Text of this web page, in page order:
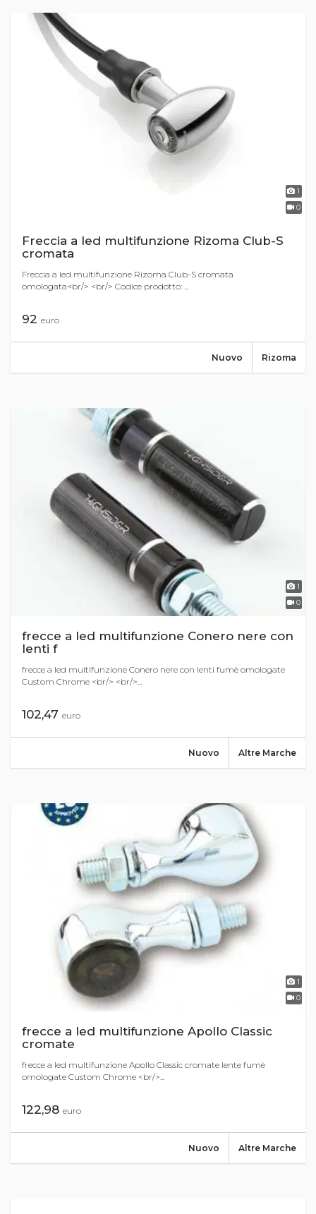
1
0
Freccia a led multifunzione Rizoma Club-S
cromata
Freccia a led multifunzione Rizoma Club-S cromata
omologata<br/> <br/> Codice prodotto: ...
92 euro
Rizoma
Nuovo
1
0
frecce a led multifunzione Conero nere con
lenti f
frecce a led multifunzione Conero nere con lenti fumè omologate
Custom Chrome <br/> <br/>...
102,47 euro
Altre Marche
Nuovo
1
0
frecce a led multifunzione Apollo Classic
cromate
frecce a led multifunzione Apollo Classic cromate lente fumè
omologate Custom Chrome <br/>...
122,98 euro
Altre Marche
Nuovo